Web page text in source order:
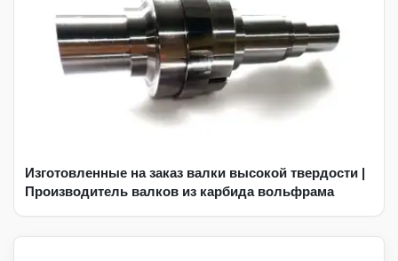
Изготовленные на заказ валки высокой твердости |
Производитель валков из карбида вольфрама